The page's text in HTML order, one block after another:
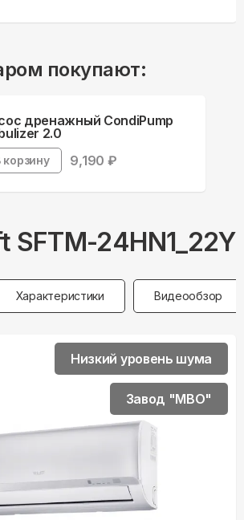
покупают:
дренажный CondiPump
2.0
корзину 9,190 ₽
SFTM-24HN1_22Y
Характеристики Видеообзор
Низкий уровень шума
Завод "MBO"